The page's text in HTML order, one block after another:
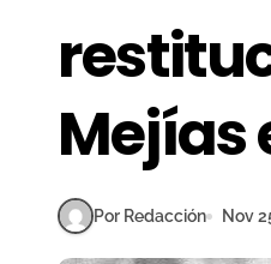
Mejías
Por Redacción Nov